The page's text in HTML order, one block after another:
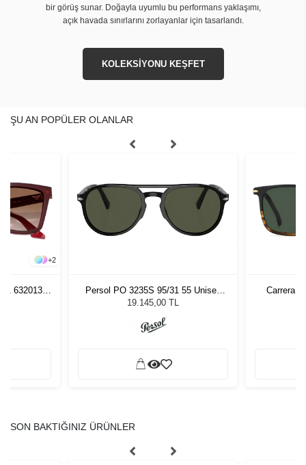
bir görüş sunar. Doğayla uyumlu bu performans yaklaşımı,
açık havada sınırlarını zorlayanlar için tasarlandı.
KOLEKSİYONU KEŞFET
ŞU AN POPÜLER OLANLAR
+2
632013
Persol PO 3235S 95/31 55 Unisex
Güneş Gözlüğü
19.145,00 TL
Carrera
SON BAKTIĞINIZ ÜRÜNLER